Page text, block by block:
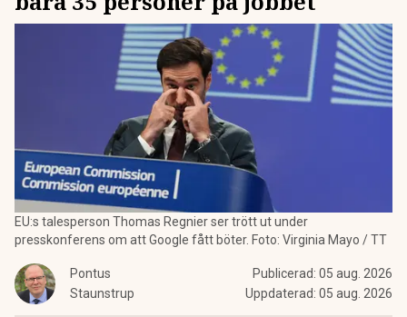
EU:s talesperson Thomas Regnier ser trött ut under
presskonferens om att Google fått böter. Foto: Virginia Mayo / TT
Pontus
Staunstrup
Publicerad: 05 aug. 2026
Uppdaterad: 05 aug. 2026